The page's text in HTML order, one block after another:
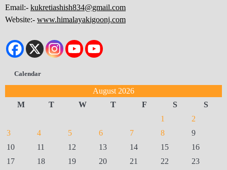
Email:- kukretiashish834@gmail.com
Website:- www.himalayakigoonj.com
Calendar
August 2026
M
T W T F S
S
1
2
3
4 5 6 7 8
9
10
11 12 13 14 15
16
17
18 19 20 21 22
23